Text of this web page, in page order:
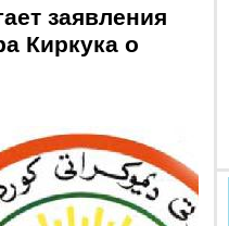
заявления
Киркука о